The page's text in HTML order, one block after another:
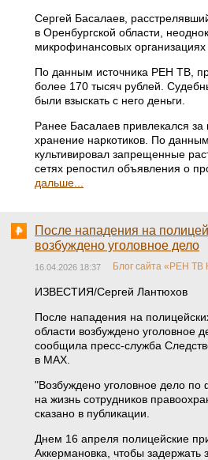
Сергей Басалаев,
в Оренбургской области,
микрофинансовых
По данным источника РЕН ТВ,
более 170 тысяч рублей.
были взыскать с него деньги.
Ранее Басалаев привлекался за
хранение наркотиков. По
культивировал запрещенные
сетях репостил объявления о
дальше...
После нападения на
возбуждено уголовное дело
16.04.2026 18:37 Блог сайта «РЕН ТВ
ИЗВЕСТИЯ/Сергей Лантюхов
После нападения на
области возбуждено уголовное
сообщила пресс-служба
в MAX.
"Возбуждено уголовное дело по
на жизнь сотрудников
сказано в публикации.
Днем 16 апреля полицейские
Аккермановка, чтобы задержать